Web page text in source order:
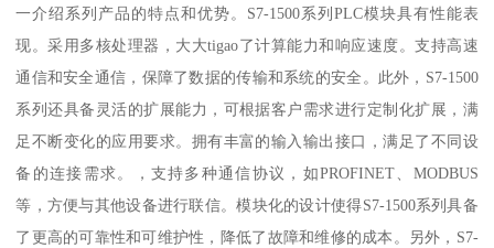
一介绍系列产品的特点和优势。S7-1500系列PLC模块具有性能表
现。采用多核处理器，大大tigao了计算能力和响应速度。支持高速
通信和安全通信，保障了数据的传输和系统的安全。此外，S7-1500
系列还具备灵活的扩展能力，可根据客户需求进行定制化扩展，满
足不断变化的应用要求。拥有丰富的输入输出接口，满足了不同设
备的连接需求。，支持多种通信协议，如PROFINET、MODBUS
等，方便与其他设备进行联信。模块化的设计使得S7-1500系列具备
了更高的可靠性和可维护性，降低了故障和维修的成本。另外，S7-